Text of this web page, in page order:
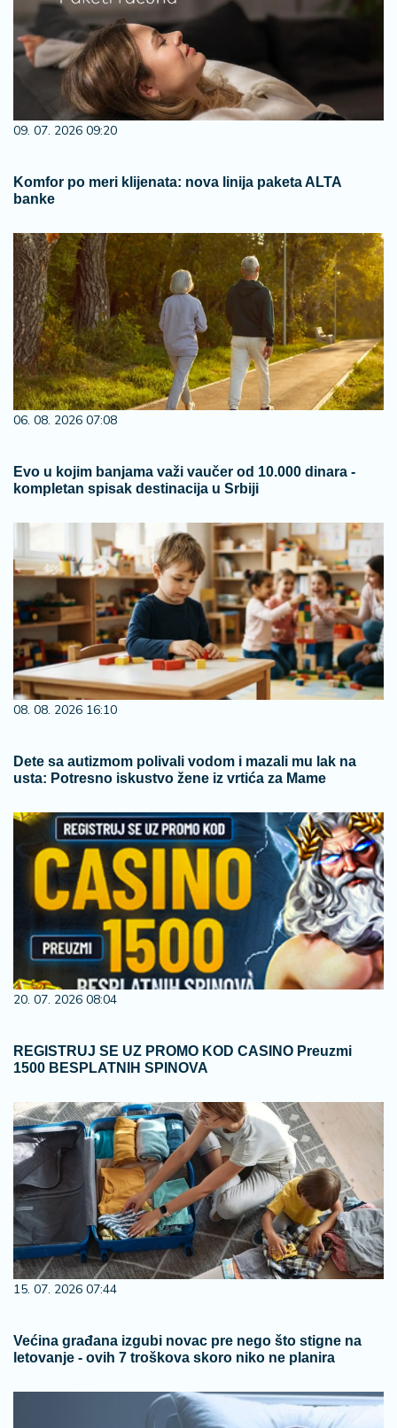
09. 07. 2026 09:20
Komfor po meri klijenata: nova linija paketa ALTA
banke
06. 08. 2026 07:08
Evo u kojim banjama važi vaučer od 10.000 dinara -
kompletan spisak destinacija u Srbiji
08. 08. 2026 16:10
Dete sa autizmom polivali vodom i mazali mu lak na
usta: Potresno iskustvo žene iz vrtića za Mame
20. 07. 2026 08:04
REGISTRUJ SE UZ PROMO KOD CASINO Preuzmi
1500 BESPLATNIH SPINOVA
15. 07. 2026 07:44
Većina građana izgubi novac pre nego što stigne na
letovanje - ovih 7 troškova skoro niko ne planira